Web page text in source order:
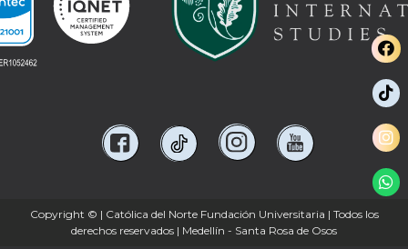
Copyright © | Católica del Norte Fundación Universitaria | Todos los
derechos reservados | Medellín - Santa Rosa de Osos